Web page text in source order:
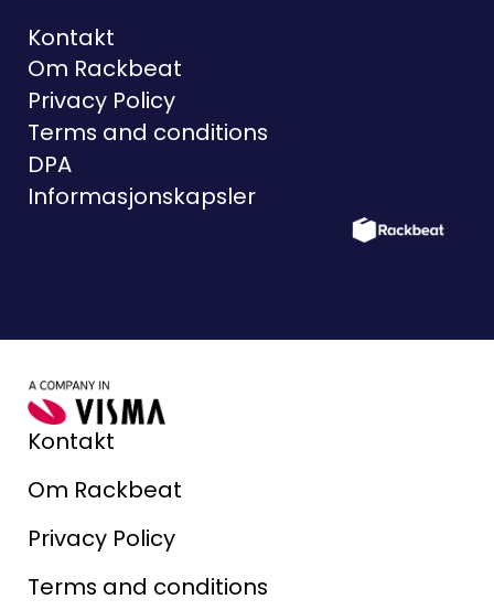
Kontakt
Om Rackbeat
Privacy Policy
Terms and conditions
DPA
Informasjonskapsler
Kontakt
Om Rackbeat
Privacy Policy
Terms and conditions